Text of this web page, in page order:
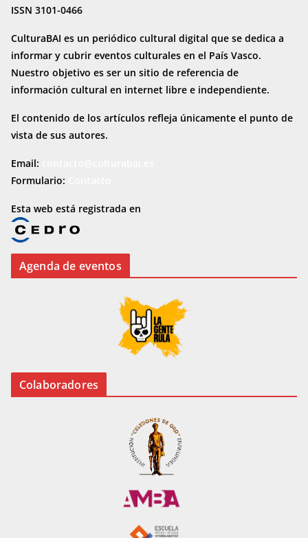
ISSN 3101-0466
CulturaBAI es un periódico cultural digital que se dedica a
informar y cubrir eventos culturales en el País Vasco.
Nuestro objetivo es ser un sitio de referencia de
información cultural en internet libre e independiente.
El contenido de los artículos refleja únicamente el punto de
vista de sus autores.
Email:
Formulario:
Esta web está registrada en
Agenda de eventos
Colaboradores